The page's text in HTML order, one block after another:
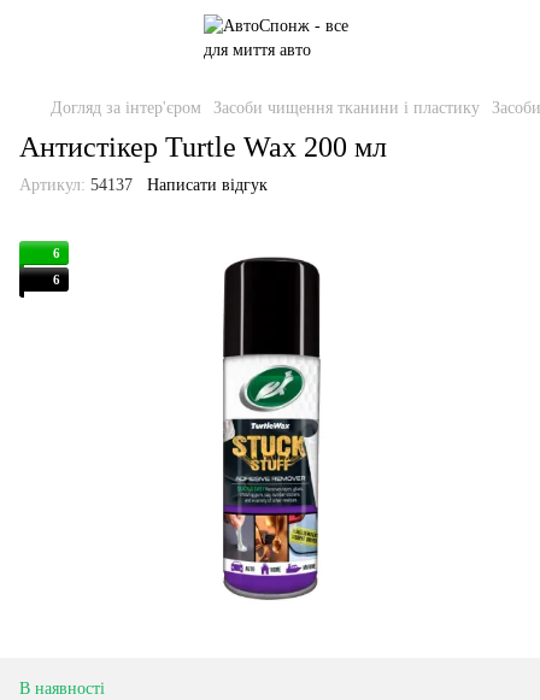
Догляд за інтер'єром Засоби чищення тканини і пластику
Антистікер Turtle Wax 200 мл
Артикул: 54137 Написати відгук
6
6
В наявності